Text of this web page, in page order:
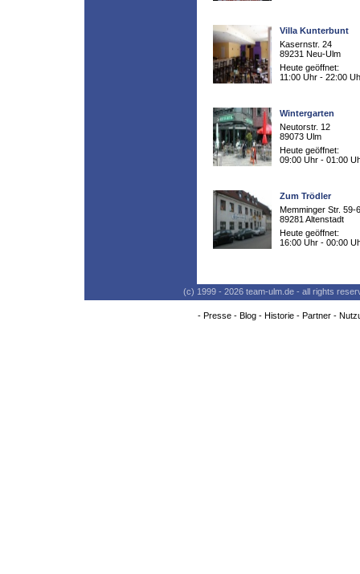
Villa Kunterbunt
Kasernstr. 24
89231 Neu-Ulm
Heute geöffnet:
11:00 Uhr - 22:00
Wintergarten
Neutorstr. 12
89073 Ulm
Heute geöffnet:
09:00 Uhr - 01:00
Zum Trödler
Memminger Str. 59-
89281 Altenstadt
Heute geöffnet:
16:00 Uhr - 00:00
(c) 1999 - 2026 team-ulm.de - all rights
- Presse- Blog- Historie- Partner-